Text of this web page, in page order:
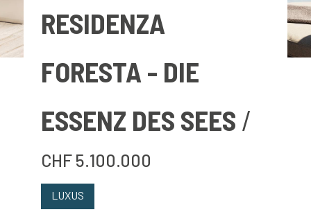
RESIDENZA
FORESTA - DIE
ESSENZ DES SEES
CHF 5.100.000
LUXUS
NEUIGKEITEN
UNTERNEHMEN
KONTAKTE